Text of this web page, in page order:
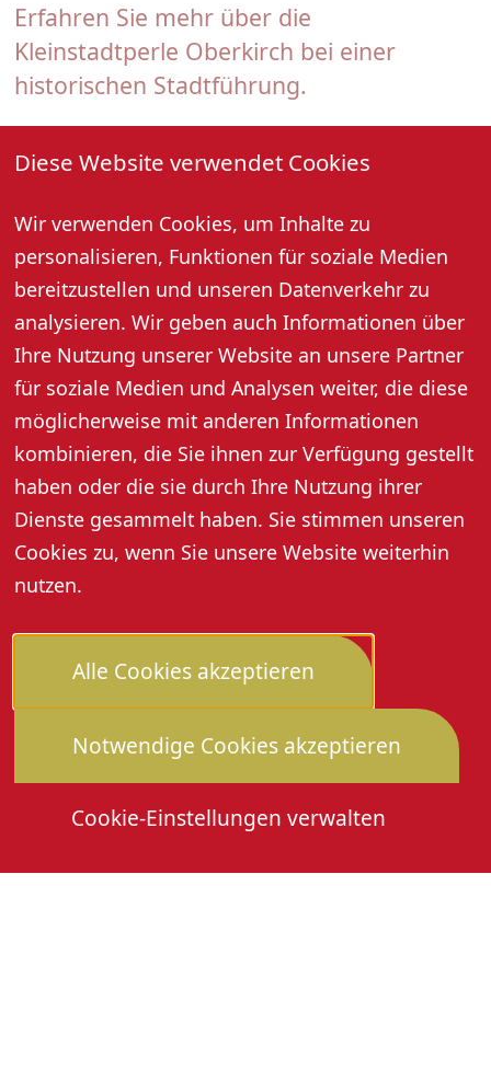
Diese Website verwendet Cookies
Wir verwenden Cookies, um Inhalte zu
personalisieren, Funktionen für soziale Medien
bereitzustellen und unseren Datenverkehr zu
analysieren. Wir geben auch Informationen über
Ihre Nutzung unserer Website an unsere Partner
für soziale Medien und Analysen weiter, die diese
möglicherweise mit anderen Informationen
kombinieren, die Sie ihnen zur Verfügung gestellt
haben oder die sie durch Ihre Nutzung ihrer
Dienste gesammelt haben. Sie stimmen unseren
Cookies zu, wenn Sie unsere Website weiterhin
nutzen.
Alle Cookies akzeptieren
Notwendige Cookies akzeptieren
Cookie-Einstellungen verwalten
Erfahren Sie mehr über die
Kleinstadtperle Oberkirch bei einer
historischen Stadtführung.
Gästebegrüßung und geführter Stadtrundgang (außer
an Feiertagen).
Treffpunkt: bei der Tourist-Information.
Anmeldung für Samstag bis 16:30 Uhr am Freitag und
für Montag bis 10:00 Uhr am gleichen Tag unter Tel.
07802 82600 erforderlich.
Mindestpersonenzahl: 6 Personen
Preis pro Person: 5,- Euro, 3,- Euro mit Gästekarte
Die HeimattageDownloadsMitmachen